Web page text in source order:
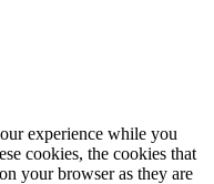
experience while you
cookies, the cookies that
your browser as they are